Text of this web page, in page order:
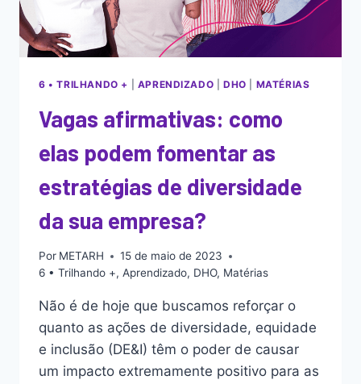
6 • TRILHANDO + APRENDIZADO |DHO MATÉRIAS
Vagas afirmativas: como
elas podem fomentar as
estratégias de diversidade
da sua empresa?
Por METARH
15 de maio de 2023
6 • Trilhando +, Aprendizado, DHO, Matérias
Não é de hoje que buscamos reforçar o
quanto as ações de diversidade, equidade
e inclusão (DE&I) têm o poder de causar
um impacto extremamente positivo para as